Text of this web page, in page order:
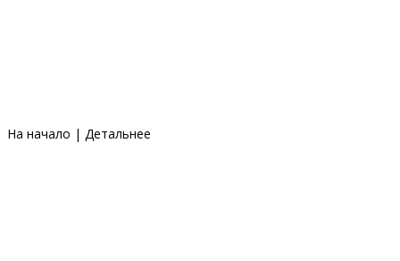
На начало | Детальнее